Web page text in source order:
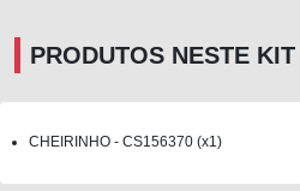
PRODUTOS NESTE KIT
CHEIRINHO - CS156370 (x1)